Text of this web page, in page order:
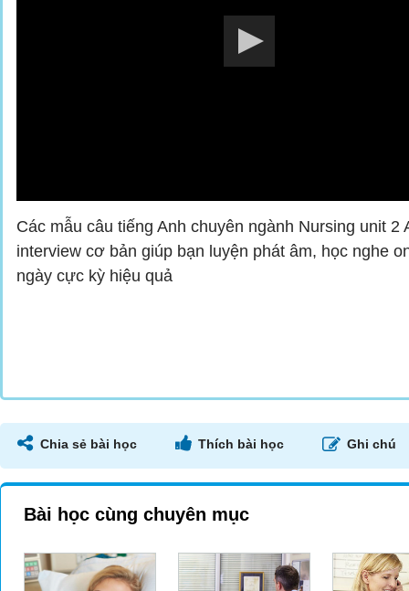
Các mẫu câu tiếng Anh chuyên ngành Nursing unit 2
interview cơ bản giúp bạn luyện phát âm, học nghe
ngày cực kỳ hiệu quả
Chia sẻ bài học Thích bài học Ghi chú
Bài học cùng chuyên mục